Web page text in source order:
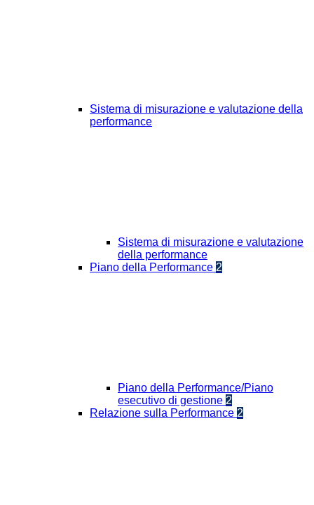
Sistema di misurazione e valutazione della
performance
Sistema di misurazione e valutazione
della performance
Piano della Performance 2
Piano della Performance/Piano
esecutivo di gestione 2
Relazione sulla Performance 2